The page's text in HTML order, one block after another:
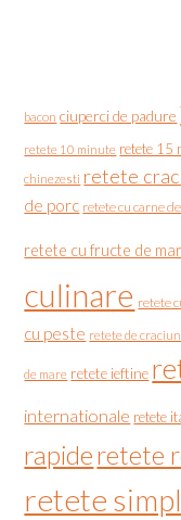
bacon ciuperci de padure
retete 10 minute retete 15
chinezesti retete
de porc retete cu carne
retete cu fructe de
culinare retete
cu peste retete de craciun
de mare retete ieftine
internationale retete
rapideretete
retete